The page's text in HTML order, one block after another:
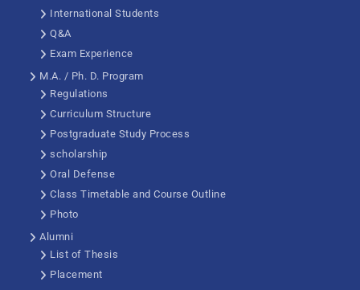
International Students
Q&A
Exam Experience
M.A. / Ph. D. Program
Regulations
Curriculum Structure
Postgraduate Study Process
scholarship
Oral Defense
Class Timetable and Course Outline
Photo
Alumni
List of Thesis
Placement